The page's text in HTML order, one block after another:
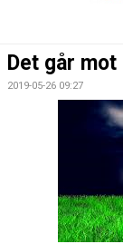
GÄSTBOK
KONTAKT
MATCHER
Det går
2019-05-26 09:27